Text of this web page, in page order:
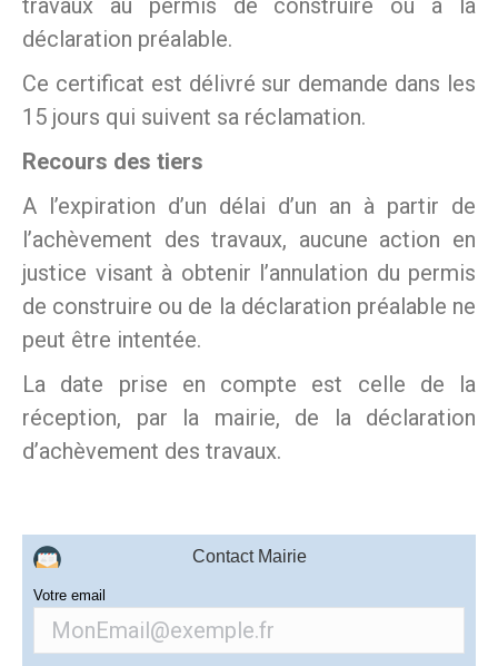
travaux au permis de construire ou à la
déclaration préalable.
Ce certificat est délivré sur demande dans les
15 jours qui suivent sa réclamation.
Recours des tiers
A l’expiration d’un délai d’un an à partir de
l’achèvement des travaux, aucune action en
justice visant à obtenir l’annulation du permis
de construire ou de la déclaration préalable ne
peut être intentée.
La date prise en compte est celle de la
réception, par la mairie, de la déclaration
d’achèvement des travaux.
Contact Mairie
Votre email